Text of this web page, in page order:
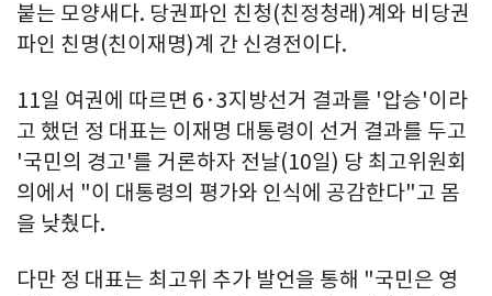
붙는 모양새다. 당권파인 친청(친정청래)계와 비당권
파인 친명(친이재명)계 간 신경전이다.
11일 여권에 따르면 6·3지방선거 결과를 '압승'이라
고 했던 정 대표는 이재명 대통령이 선거 결과를 두고
'국민의 경고'를 거론하자 전날(10일) 당 최고위원회
의에서 "이 대통령의 평가와 인식에 공감한다"고 몸
을 낮췄다.
다만 정 대표는 최고위 추가 발언을 통해 "국민은 영